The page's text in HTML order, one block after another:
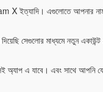
এগুলোতে আপনার নাম্বার
সেগুলোর মাধ্যমে নতুন
এ যাবে। এবং সাথে আপনি